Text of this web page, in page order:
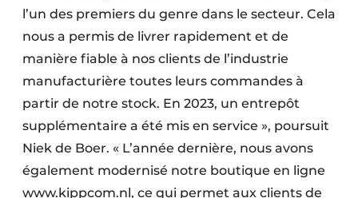
l’un des premiers du genre dans le secteur. Cela
nous a permis de livrer rapidement et de
manière fiable à nos clients de l’industrie
manufacturière toutes leurs commandes à
partir de notre stock. En 2023, un entrepôt
supplémentaire a été mis en service », poursuit
Niek de Boer. « L’année dernière, nous avons
également modernisé notre boutique en ligne
www.kippcom.nl, ce qui permet aux clients de